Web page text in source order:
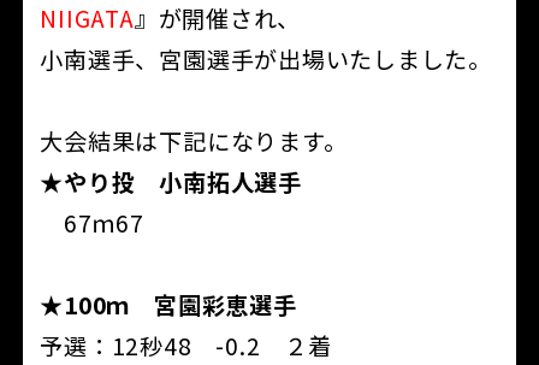
NIIGATA』が開催され、
小南選手、宮園選手が出場いたしました。
大会結果は下記になります。
★やり投 小南拓人選手
67ｍ67
★100ｍ 宮園彩恵選手
予選：12秒48 -0.2 ２着